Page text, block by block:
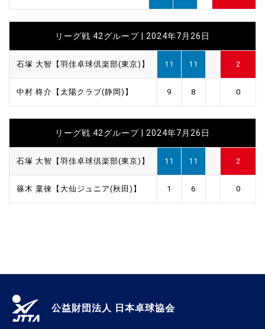
リーグ戦 42グループ | 2024年7月26日
石塚 大智【羽佳卓球倶楽部(東京)】 11 11 2
中村 柊介【太陽クラブ(静岡)】 9 8 0
リーグ戦 42グループ | 2024年7月26日
石塚 大智【羽佳卓球倶楽部(東京)】 11 11 2
篠木 稟徠【大仙ジュニア(秋田)】 1 6 0
公益財団法人 日本卓球協会